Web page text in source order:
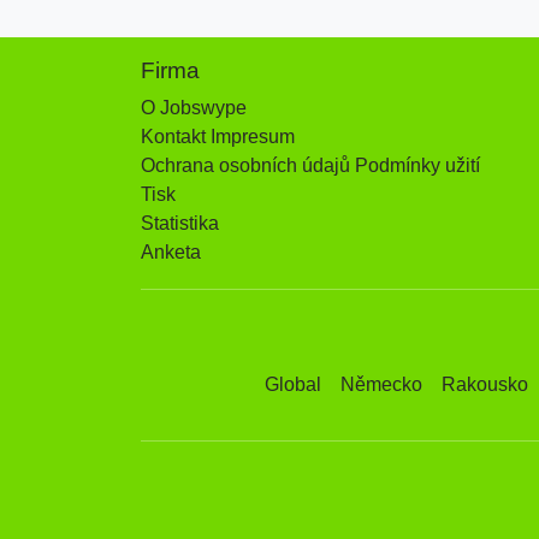
Firma
O Jobswype
Kontakt Impresum
Ochrana osobních údajů Podmínky užití
Tisk
Statistika
Anketa
Global Německo Rakousko